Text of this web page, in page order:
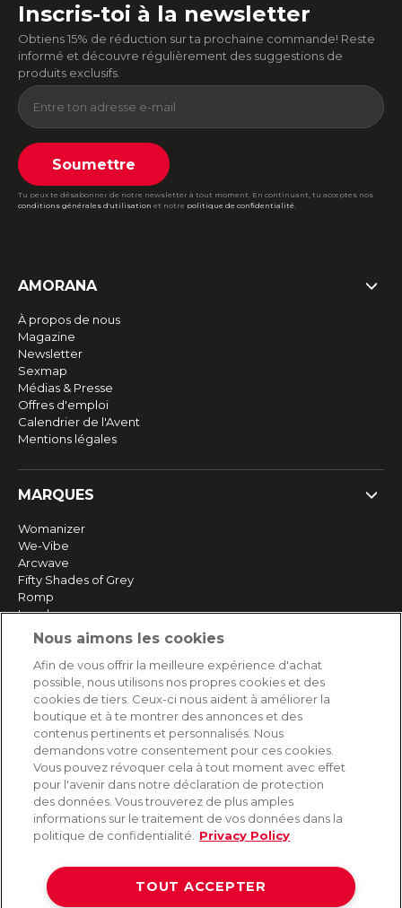
Inscris-toi à la newsletter
Obtiens 15% de réduction sur ta prochaine commande! Reste
informé et découvre régulièrement des suggestions de
produits exclusifs.
Soumettre
Tu peux te désabonner de notre newsletter à tout moment. En continuant, tu acceptes nos
conditions générales d'utilisation et notre politique de confidentialité.
AMORANA
À propos de nous
Magazine
Newsletter
Sexmap
Médias & Presse
Offres d'emploi
Calendrier de l'Avent
Mentions légales
MARQUES
Womanizer
We-Vibe
Arcwave
Fifty Shades of Grey
Romp
Lovehoney
Happy Rabbit
Plus de marques
SERVICE
Livraison rapide et gratuite
Retours & remboursements
Paiement sécurisé
AIDE
Contact
Paiement
Nous aimons les cookies
Afin de vous offrir la meilleure expérience d'achat
possible, nous utilisons nos propres cookies et des
cookies de tiers. Ceux-ci nous aident à améliorer la
boutique et à te montrer des annonces et des
contenus pertinents et personnalisés. Nous
demandons votre consentement pour ces cookies.
Vous pouvez révoquer cela à tout moment avec effet
pour l'avenir dans notre déclaration de protection
des données. Vous trouverez de plus amples
informations sur le traitement de vos données dans la
politique de confidentialité.
Privacy Policy
TOUT ACCEPTER